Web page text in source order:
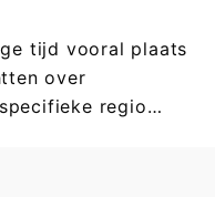
tijd vooral plaats
over
regio…